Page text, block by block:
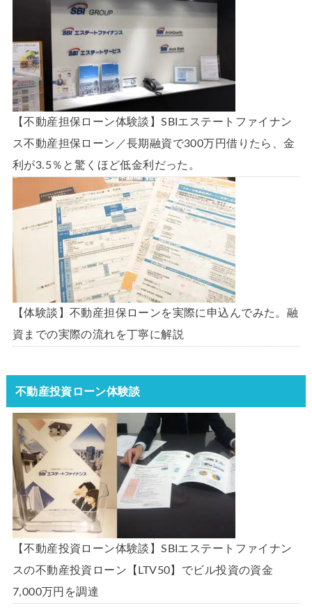
【不動産担保ローン体験談】SBIエステートファイナン
ス不動産担保ローン／長期融資で300万円借りたら、金
利が3.5％と驚くほど低金利だった。
【体験談】不動産担保ローンを実際に申込んでみた。融
資までの実際の流れを丁寧に解説
不動産投資ローン体験談
【不動産投資ローン体験談】SBIエステートファイナン
スの不動産投資ローン【LTV50】でビル投資の資金
7,000万円を調達